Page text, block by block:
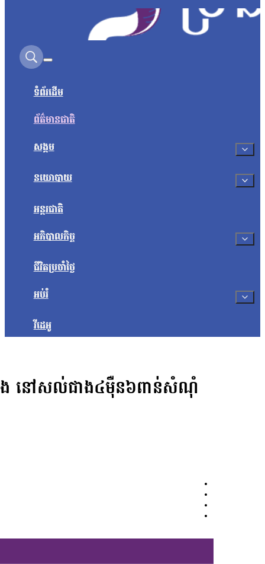
Search on this site
ទំព័រដើម
ព័ត៌មានជាតិ
សង្គម
នយោបាយ
អន្តរជាតិ
អភិបាលកិច្ច
ជីវិតប្រចាំថ្ងៃ
អប់រំ
វីដេអូ
ង នៅសល់ជាង៤ម៉ឺន៦ពាន់សំណុំ